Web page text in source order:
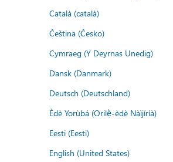
Català (català)
Čeština (Česko)
Cymraeg (Y Deyrnas Unedig)
Dansk (Danmark)
Deutsch (Deutschland)
Èdè Yorùbá (Orilẹ̀-èdè Nàìjíríà)
Eesti (Eesti)
English (United States)